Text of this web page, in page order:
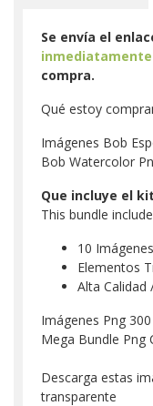
Se envía el
inmediatamente
compra.
Qué estoy
Imágenes Bob
Bob Watercolor
Que incluye el
This bundle
10
Elementos
Alta Calidad
Imágenes Png
Mega Bundle Png
Descarga estas
transparente